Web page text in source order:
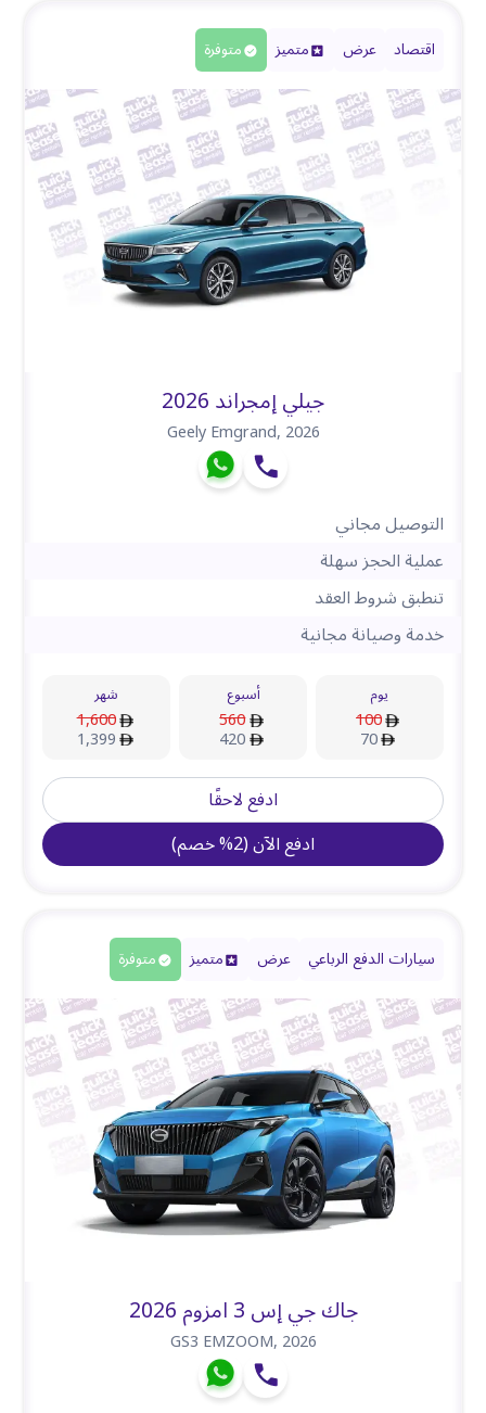
اقتصاد عرض متميز متوفرة
جيلي إمجراند 2026
Geely Emgrand,2026
التوصيل مجاني
عملية الحجز سهلة
تنطبق شروط العقد
خدمة وصيانة مجانية
يوم
100
70
أسبوع
560
420
شهر
1,600
1,399
ادفع لاحقًا
ادفع الآن(
2
%خصم)
سيارات الدفع الرباعي عرض متميز متوفرة
جاك جي إس 3 امزوم 2026
GS3 EMZOOM,2026